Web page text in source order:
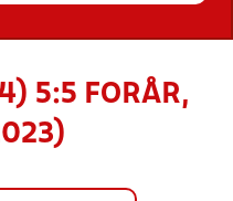
5:5 FORÅR,